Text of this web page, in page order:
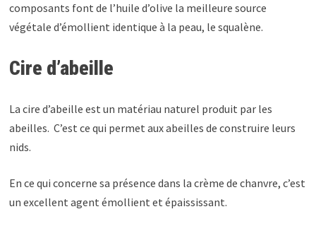
composants font de l’huile d’olive la meilleure source
végétale d’émollient identique à la peau, le squalène.
Cire d’abeille
La cire d’abeille est un matériau naturel produit par les
abeilles. C’est ce qui permet aux abeilles de construire leurs
nids.
En ce qui concerne sa présence dans la crème de chanvre, c’est
un excellent agent émollient et épaississant.